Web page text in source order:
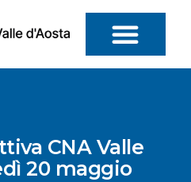
CNA Valle
20 maggio